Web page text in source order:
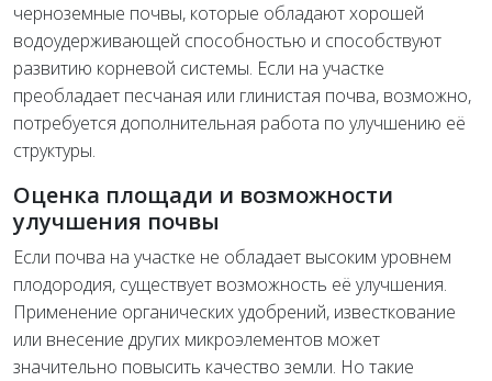
черноземные почвы, которые обладают хорошей
водоудерживающей способностью и способствуют
развитию корневой системы. Если на участке
преобладает песчаная или глинистая почва, возможно,
потребуется дополнительная работа по улучшению её
структуры.
Оценка площади и возможности
улучшения почвы
Если почва на участке не обладает высоким уровнем
плодородия, существует возможность её улучшения.
Применение органических удобрений, известкование
или внесение других микроэлементов может
значительно повысить качество земли. Но такие